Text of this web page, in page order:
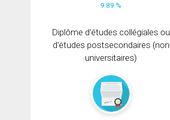
9.89 %
Diplôme d'études collégiales ou
d'études postsecondaires (non
universitaires)